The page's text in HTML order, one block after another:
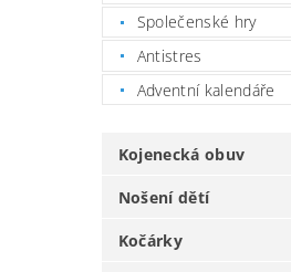
Společenské hry
Antistres
Adventní kalendáře
Kojenecká obuv
Nošení dětí
Kočárky